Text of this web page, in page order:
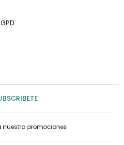
nuestra promociones